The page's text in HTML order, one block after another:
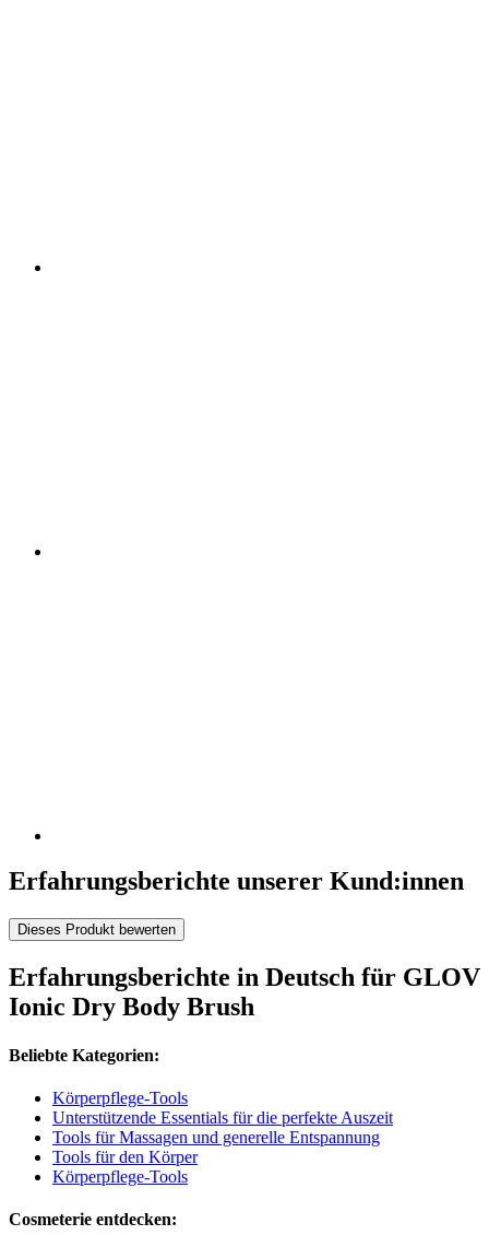
Erfahrungsberichte unserer Kund:innen
Dieses Produkt bewerten
Erfahrungsberichte in Deutsch für GLOV
Ionic Dry Body Brush
Beliebte Kategorien:
Körperpflege-Tools
Unterstützende Essentials für die perfekte Auszeit
Tools für Massagen und generelle Entspannung
Tools für den Körper
Körperpflege-Tools
Cosmeterie entdecken: